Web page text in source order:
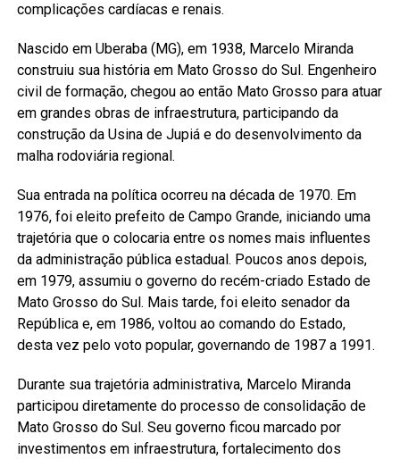
complicações cardíacas e renais.
Nascido em Uberaba (MG), em 1938, Marcelo Miranda
construiu sua história em Mato Grosso do Sul. Engenheiro
civil de formação, chegou ao então Mato Grosso para atuar
em grandes obras de infraestrutura, participando da
construção da Usina de Jupiá e do desenvolvimento da
malha rodoviária regional.
Sua entrada na política ocorreu na década de 1970. Em
1976, foi eleito prefeito de Campo Grande, iniciando uma
trajetória que o colocaria entre os nomes mais influentes
da administração pública estadual. Poucos anos depois,
em 1979, assumiu o governo do recém-criado Estado de
Mato Grosso do Sul. Mais tarde, foi eleito senador da
República e, em 1986, voltou ao comando do Estado,
desta vez pelo voto popular, governando de 1987 a 1991.
Durante sua trajetória administrativa, Marcelo Miranda
participou diretamente do processo de consolidação de
Mato Grosso do Sul. Seu governo ficou marcado por
investimentos em infraestrutura, fortalecimento dos